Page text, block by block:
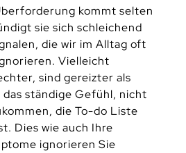
kommt selten
sie sich schleichend
die wir im Alltag oft
Vielleicht
sind gereizter als
ständige Gefühl, nicht
die To-do Liste
Dies wie auch Ihre
ignorieren Sie